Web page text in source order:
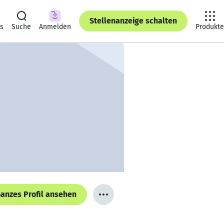
Suche Anmelden
Stellenanzeige schalten
Produkte
Profil ansehen